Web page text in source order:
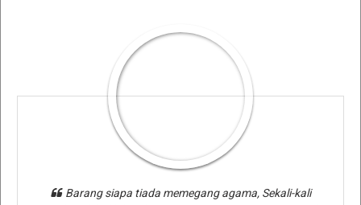
Barang siapa tiada memegang agama, Sekali-kali